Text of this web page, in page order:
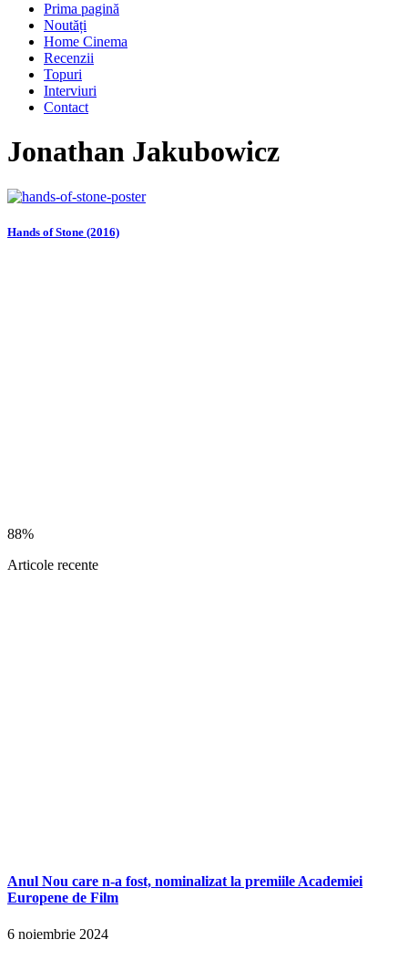
Prima pagină
Noutăți
Home Cinema
Recenzii
Topuri
Interviuri
Contact
Jonathan Jakubowicz
Hands of Stone (2016)
88%
Articole recente
Anul Nou care n-a fost, nominalizat la premiile Academiei
Europene de Film
6 noiembrie 2024